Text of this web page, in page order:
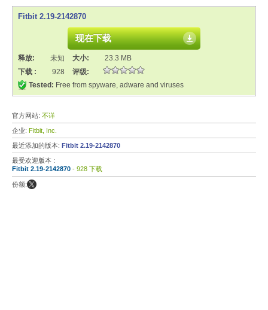
Fitbit 2.19-2142870
现在下载
释放: 未知 大小:
23.3 MB
下载 :
928
评级:
Tested: Free from spyware, adware and viruses
官方网站: 不详
企业: Fitbit, Inc.
最近添加的版本: Fitbit 2.19-2142870
最受欢迎版本 :
Fitbit 2.19-2142870 - 928 下载
份额: